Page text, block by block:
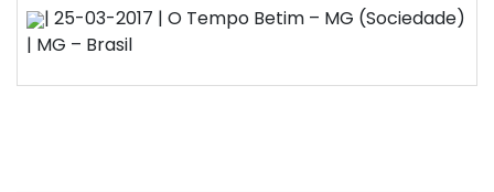
| 25-03-2017 | O Tempo Betim – MG (Sociedade)
| MG – Brasil